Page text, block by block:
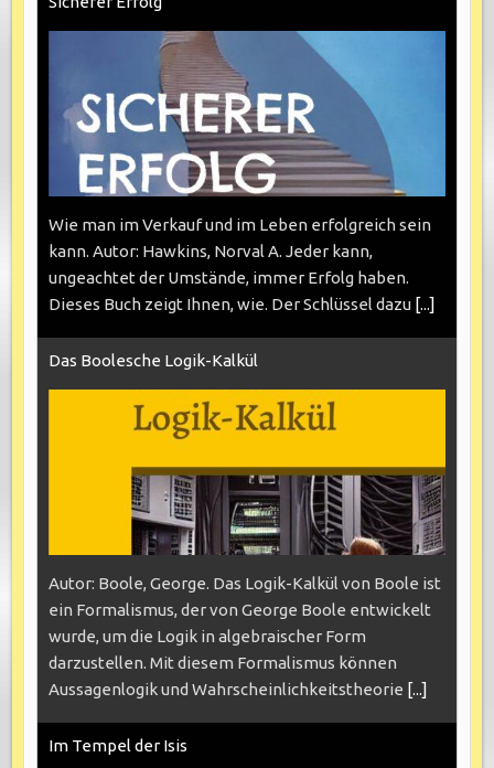
Wie man im Verkauf und im Leben erfolgreich sein
kann. Autor: Hawkins, Norval A. Jeder kann,
ungeachtet der Umstände, immer Erfolg haben.
Dieses Buch zeigt Ihnen, wie. Der Schlüssel dazu [...]
Das Boolesche Logik-Kalkül
Autor: Boole, George. Das Logik-Kalkül von Boole ist
ein Formalismus, der von George Boole entwickelt
wurde, um die Logik in algebraischer Form
darzustellen. Mit diesem Formalismus können
Aussagenlogik und Wahrscheinlichkeitstheorie [...]
Im Tempel der Isis